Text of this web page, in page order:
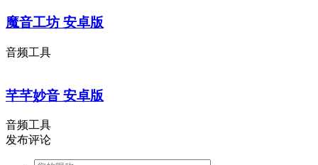
魔音工坊 安卓版
音频工具
芊芊妙音 安卓版
音频工具
发布评论